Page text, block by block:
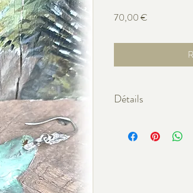
70,00 €
Détails
Les feuilles sont